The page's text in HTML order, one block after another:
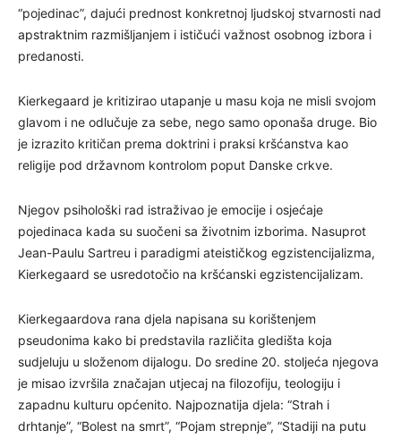
“pojedinac”, dajući prednost konkretnoj ljudskoj stvarnosti nad
apstraktnim razmišljanjem i ističući važnost osobnog izbora i
predanosti.
Kierkegaard je kritizirao utapanje u masu koja ne misli svojom
glavom i ne odlučuje za sebe, nego samo oponaša druge. Bio
je izrazito kritičan prema doktrini i praksi kršćanstva kao
religije pod državnom kontrolom poput Danske crkve.
Njegov psihološki rad istraživao je emocije i osjećaje
pojedinaca kada su suočeni sa životnim izborima. Nasuprot
Jean-Paulu Sartreu i paradigmi ateističkog egzistencijalizma,
Kierkegaard se usredotočio na kršćanski egzistencijalizam.
Kierkegaardova rana djela napisana su korištenjem
pseudonima kako bi predstavila različita gledišta koja
sudjeluju u složenom dijalogu. Do sredine 20. stoljeća njegova
je misao izvršila značajan utjecaj na filozofiju, teologiju i
zapadnu kulturu općenito. Najpoznatija djela: “Strah i
drhtanje”, “Bolest na smrt”, “Pojam strepnje”, “Stadiji na putu